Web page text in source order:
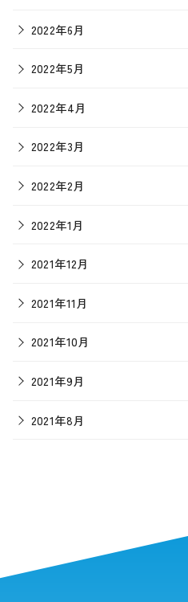
2022年6月
2022年5月
2022年4月
2022年3月
2022年2月
2022年1月
2021年12月
2021年11月
2021年10月
2021年9月
2021年8月